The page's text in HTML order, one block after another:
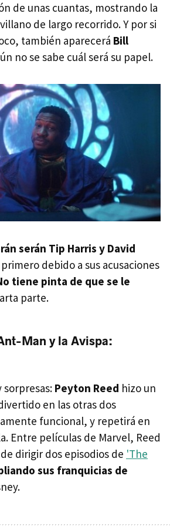
de unas cuantas, mostrando la
de largo recorrido. Y por si
también aparecerá Bill
no se sabe cuál será su papel.
serán Tip Harris y David
debido a sus acusaciones
tiene pinta de que se le
parte.
Man y la Avispa:
Peyton Reed hizo un
en las otras dos
funcional, y repetirá en
Entre películas de Marvel, Reed
dirigir dos episodios de 'The
sus franquicias de